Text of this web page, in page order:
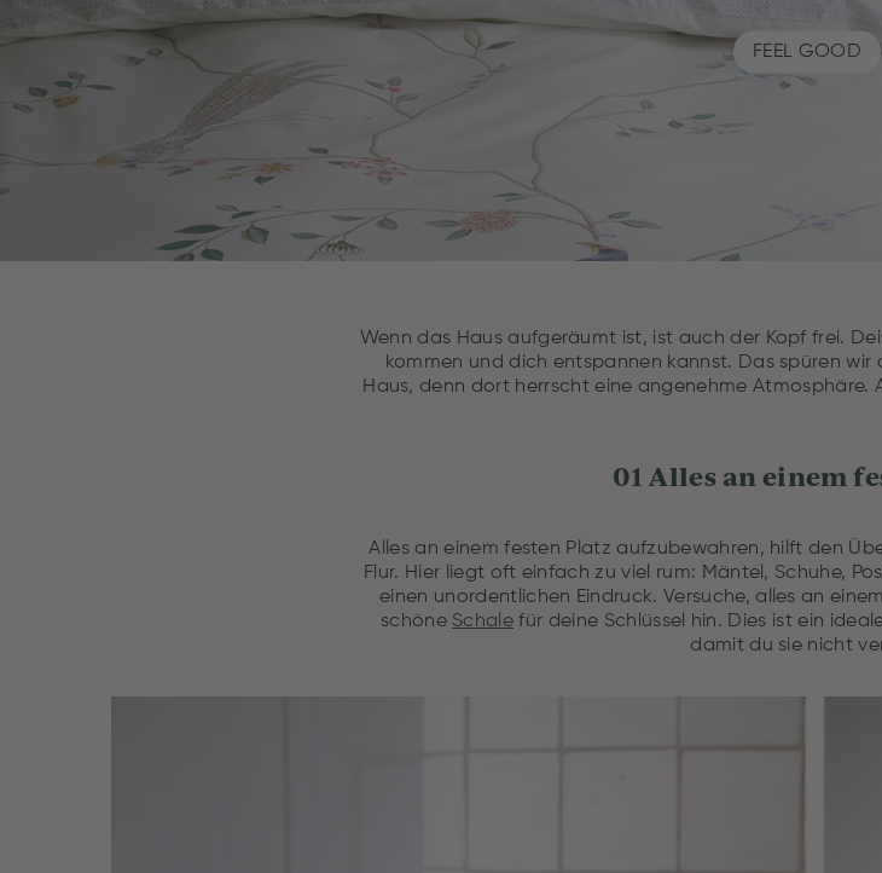
FEEL GOOD
Wenn das Haus aufgeräumt ist, ist auch der Kopf frei.
kommen und dich entspannen kannst. Das spüren
Haus, denn dort herrscht eine angenehme Atmosphäre.
01 Alles an einem
Alles an einem festen Platz aufzubewahren, hilft den
Flur. Hier liegt oft einfach zu viel rum: Mäntel, Schuhe,
einen unordentlichen Eindruck. Versuche, alles an
schöne Schale für deine Schlüssel hin. Dies ist ein
damit du sie nicht